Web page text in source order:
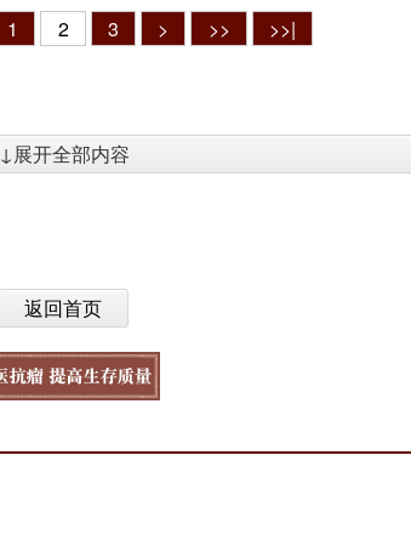
1 2 3 > >> >>|
↓展开全部内容
返回首页